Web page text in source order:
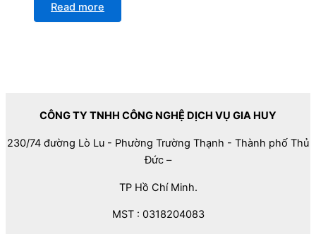
Read more
CÔNG TY TNHH CÔNG NGHỆ DỊCH VỤ GIA HUY
230/74 đường Lò Lu - Phường Trường Thạnh - Thành phố Thủ
Đức –
TP Hồ Chí Minh.
MST : 0318204083